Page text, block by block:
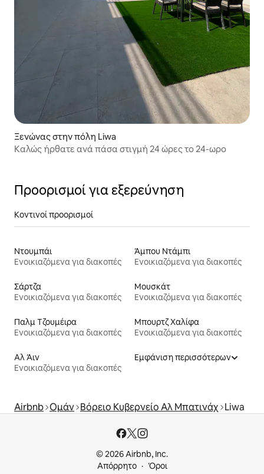
Ξενώνας στην πόλη Liwa
Καλώς ήρθατε ανά πάσα στιγμή 24 ώρες το 24-ωρο
Προορισμοί για εξερεύνηση
Κοντινοί προορισμοί
Ντουμπάι
Ενοικιαζόμενα για διακοπές
Άμπου Ντάμπι
Ενοικιαζόμενα για διακοπές
Σάρτζα
Ενοικιαζόμενα για διακοπές
Μουσκάτ
Ενοικιαζόμενα για διακοπές
Παλμ Τζουμέιρα
Ενοικιαζόμενα για διακοπές
Μπουρτζ Χαλίφα
Ενοικιαζόμενα για διακοπές
Αλ Άιν
Ενοικιαζόμενα για διακοπές
Εμφάνιση περισσότερων
Airbnb Ομάν Βόρειο Κυβερνείο Αλ Μπατινάχ Liwa
© 2026 Airbnb, Inc.
Απόρρητο
Όροι